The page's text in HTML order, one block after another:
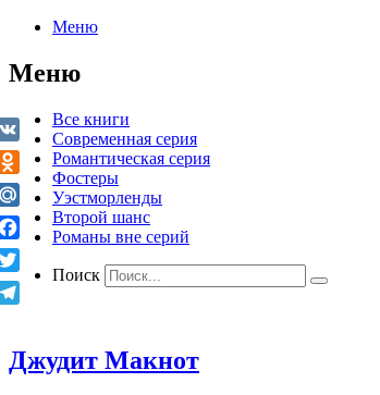
Меню
Меню
Все книги
Современная серия
Романтическая серия
Фостеры
Уэстморленды
Второй шанс
Романы вне серий
Поиск
Джудит Макнот